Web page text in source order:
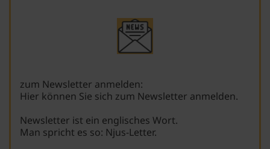
zum Newsletter anmelden:
Hier können Sie sich zum Newsletter anmelden.
Newsletter ist ein englisches Wort.
Man spricht es so: Njus-Letter.